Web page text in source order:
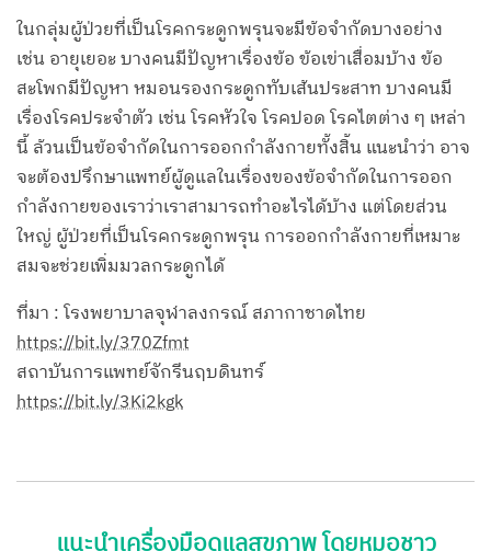
ในกลุ่มผู้ป่วยที่เป็นโรคกระดูกพรุนจะมีข้อจำกัดบางอย่าง
เช่น อายุเยอะ บางคนมีปัญหาเรื่องข้อ ข้อเข่าเสื่อมบ้าง ข้อ
สะโพกมีปัญหา หมอนรองกระดูกทับเส้นประสาท บางคนมี
เรื่องโรคประจำตัว เช่น โรคหัวใจ โรคปอด โรคไตต่าง ๆ เหล่า
นี้ ล้วนเป็นข้อจำกัดในการออกกำลังกายทั้งสิ้น แนะนำว่า อาจ
จะต้องปรึกษาแพทย์ผู้ดูแลในเรื่องของข้อจำกัดในการออก
กำลังกายของเราว่าเราสามารถทำอะไรได้บ้าง แต่โดยส่วน
ใหญ่ ผู้ป่วยที่เป็นโรคกระดูกพรุน การออกกำลังกายที่เหมาะ
สมจะช่วยเพิ่มมวลกระดูกได้
ที่มา : โรงพยาบาลจุฬาลงกรณ์ สภากาชาดไทย
https://bit.ly/370Zfmt
สถาบันการแพทย์จักรีนฤบดินทร์
https://bit.ly/3Ki2kgk